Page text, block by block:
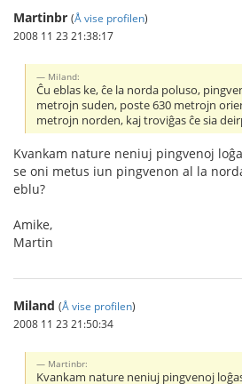
Martinbr (Å vise profilen)
2008 11 23 21:38:17
Miland:
Ĉu eblas ke, ĉe la norda poluso,
metrojn suden, poste 630 metrojn
metrojn norden, kaj troviĝas ĉe sia
Kvankam nature neniuj pingvenoj
se oni metus iun pingvenon al la
eblu?
Amike,
Martin
Miland (Å vise profilen)
2008 11 23 21:50:34
Martinbr:
Kvankam nature neniuj pingvenoj